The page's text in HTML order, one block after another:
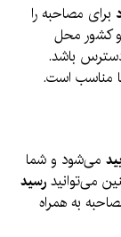
برای مصاحبه را
و کشور محل
باشد.
مناسب است.
می‌شود و شما
می‌توانیدرسید
به همراه